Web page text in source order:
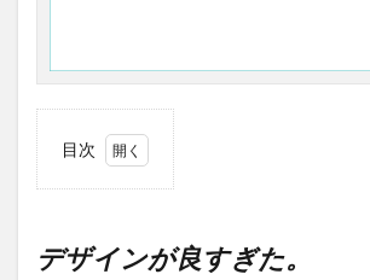
目次
が良
すぎ
デザインが良すぎた。